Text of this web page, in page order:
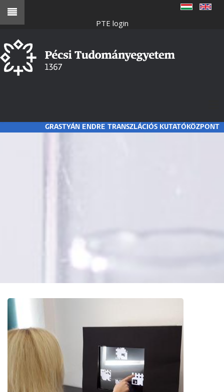
Ugrás
PTE login
GRASTYÁN ENDRE TRANSZLÁCIÓS KUTATÓKÖZPONT